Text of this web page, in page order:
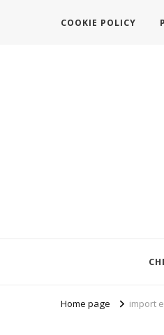
COOKIE POLICY
Home page import